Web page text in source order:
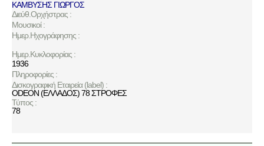
ΚΑΜΒΥΣΗΣ ΓΙΩΡΓΟΣ
Διεύθ.Ορχήστρας :
Μουσικοί :
Ημερ.Ηχογράφησης :
Ημερ.Κυκλοφορίας :
1936
Πληροφορίες :
Δισκογραφική Εταιρεία (label) :
ODEON (ΕΛΛΑΔΟΣ) 78 ΣΤΡΟΦΕΣ
Τύπος :
78